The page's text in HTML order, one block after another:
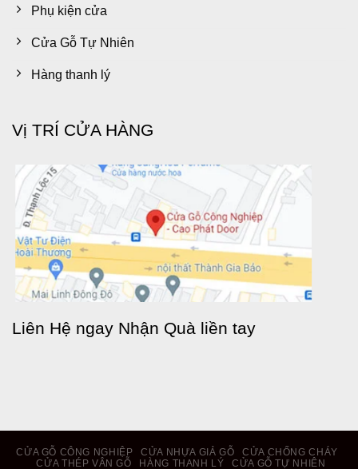
Phụ kiện cửa
Cửa Gỗ Tự Nhiên
Hàng thanh lý
Vị TRÍ CỬA HÀNG
Liên Hệ ngay Nhận Quà liền tay
CỬA GỖ CÔNG NGHIỆP CỬA NHỰA GIẢ GỖ
CỬA CHỐNG CHÁY
CỬA THÉP VÂN GỖ
HÀNG THANH LÝ CỬA GỖ TỰ NHIÊN